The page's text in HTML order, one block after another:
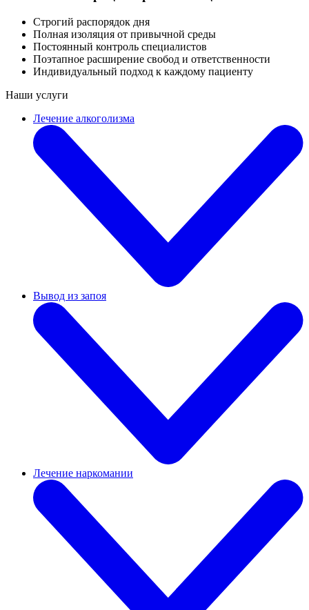
Строгий распорядок дня
Полная изоляция от привычной среды
Постоянный контроль специалистов
Поэтапное расширение свобод и ответственности
Индивидуальный подход к каждому пациенту
Наши услуги
Лечение алкоголизма
Вывод из запоя
Лечение наркомании